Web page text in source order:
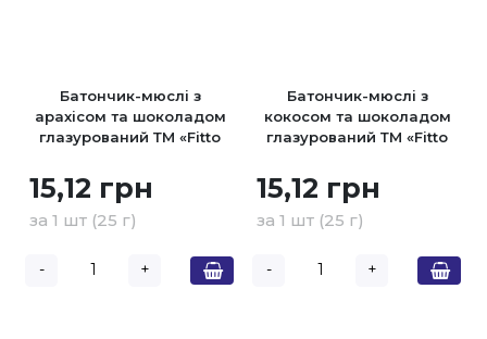
Батончик-мюслі з
арахісом та шоколадом
глазурований ТМ «Fitto
15,12 грн
за 1 шт (25 г)
- +
Батончик-мюслі з
кокосом та шоколадом
глазурований ТМ «Fitto
15,12 грн
за 1 шт (25 г)
- +